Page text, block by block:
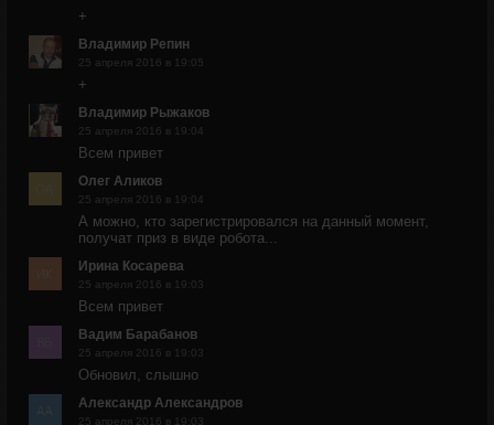
+
Владимир Репин
25 апреля 2016 в 19:05
+
Владимир Рыжаков
25 апреля 2016 в 19:04
Всем привет
Олег Аликов
25 апреля 2016 в 19:04
А можно, кто зарегистрировался на данный момент,
получат приз в виде робота...
Ирина Косарева
25 апреля 2016 в 19:03
Всем привет
Вадим Барабанов
25 апреля 2016 в 19:03
Обновил, слышно
Александр Александров
25 апреля 2016 в 19:03